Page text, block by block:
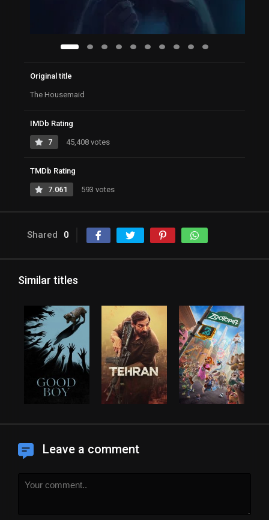
Original title
The Housemaid
IMDb Rating
7 45,408 votes
TMDb Rating
7.061 593 votes
Shared 0
Similar titles
Leave a comment